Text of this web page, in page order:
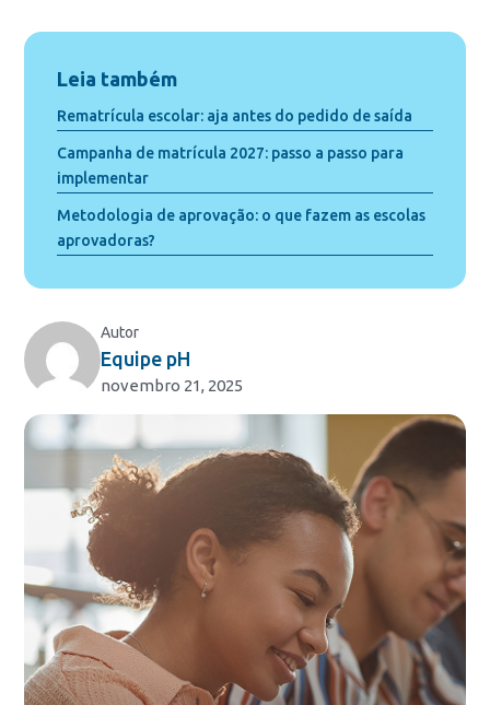
Leia também
Rematrícula escolar: aja antes do pedido de saída
Campanha de matrícula 2027: passo a passo para
implementar
Metodologia de aprovação: o que fazem as escolas
aprovadoras?
Autor
Equipe pH
novembro 21, 2025